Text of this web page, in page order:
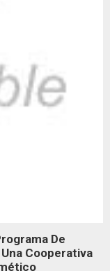
De
Cooperativa